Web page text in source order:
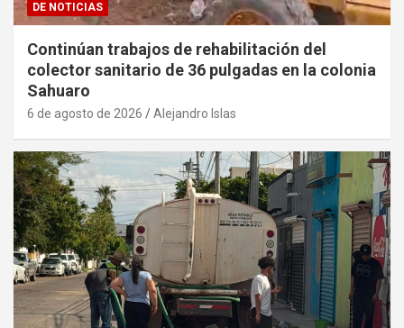
DE NOTICIAS
Continúan trabajos de rehabilitación del
colector sanitario de 36 pulgadas en la colonia
Sahuaro
6 de agosto de 2026 Alejandro Islas